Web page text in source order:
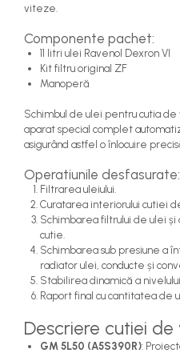
viteze.
Componente pachet:
11 litri ulei Ravenol Dexron VI
Kit filtru original ZF
Manoperă
Schimbul de ulei pentru cutia
aparat special complet
asigurând astfel o înlocuire
Operatiunile desfasurate:
Filtrarea uleiului.
Curatarea interiorului cutiei
Schimbarea filtrului de ulei
cutie.
Schimbarea sub presiune a
radiator ulei, conducte și
Stabilirea dinamică a
Raport final cu cantitatea de
Descriere cutiei
GM 5L50 (A5S390R):